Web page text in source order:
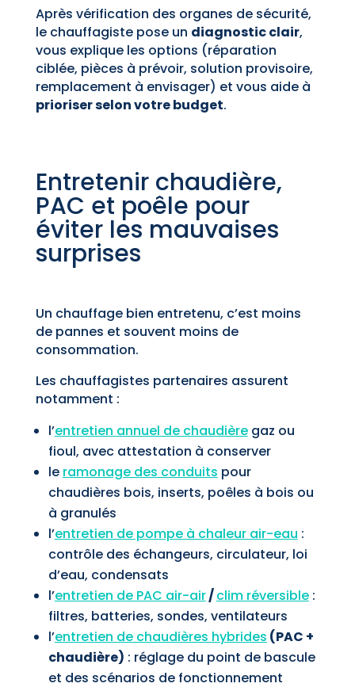
Après vérification des organes de sécurité,
le chauffagiste pose un diagnostic clair,
vous explique les options (réparation
ciblée, pièces à prévoir, solution provisoire,
remplacement à envisager) et vous aide à
prioriser selon votre budget.
Entretenir chaudière,
PAC et poêle pour
éviter les mauvaises
surprises
Un chauffage bien entretenu, c’est moins
de pannes et souvent moins de
consommation.
Les chauffagistes partenaires assurent
notamment :
l’entretien annuel de chaudièregaz ou
fioul, avec attestation à conserver
le ramonage des conduits pour
chaudières bois, inserts, poêles à bois ou
à granulés
l’entretien de pompe à chaleur air-eau :
contrôle des échangeurs, circulateur, loi
d’eau, condensats
l’entretien de PAC air-air/clim réversible:
filtres, batteries, sondes, ventilateurs
l’entretien de chaudières hybrides (PAC +
chaudière) : réglage du point de bascule
et des scénarios de fonctionnement